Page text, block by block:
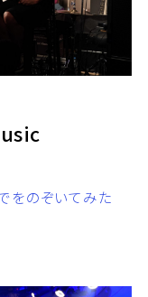
をのぞいてみた